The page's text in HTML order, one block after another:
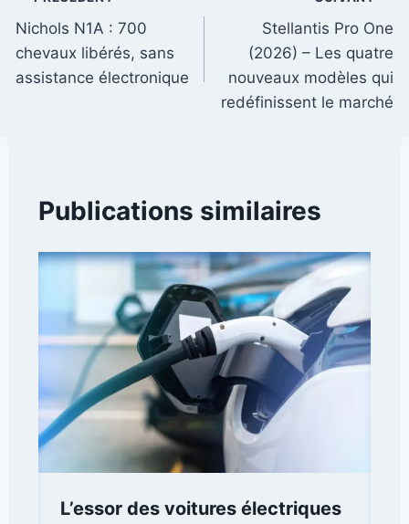
de
l’article
Nichols N1A : 700
chevaux libérés, sans
assistance électronique
Stellantis Pro One
(2026) – Les quatre
nouveaux modèles qui
redéfinissent le marché
Publications similaires
L’essor des voitures électriques